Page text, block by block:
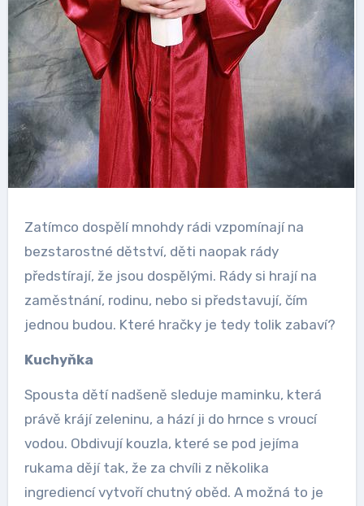
Zatímco dospělí mnohdy rádi vzpomínají na
bezstarostné dětství, děti naopak rády
předstírají, že jsou dospělými. Rády si hrají na
zaměstnání, rodinu, nebo si představují, čím
jednou budou. Které hračky je tedy tolik zabaví?
Kuchyňka
Spousta dětí nadšeně sleduje maminku, která
právě krájí zeleninu, a hází ji do hrnce s vroucí
vodou. Obdivují kouzla, které se pod jejíma
rukama dějí tak, že za chvíli z několika
ingrediencí vytvoří chutný oběd. A možná to je